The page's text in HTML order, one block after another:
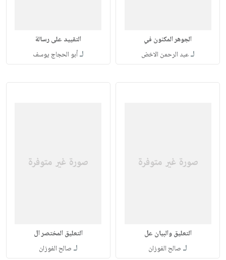
الجوهر المكنون في
لـعبد الرحمن الاخض
التقييد على رسالة
لـأبو الحجاج يوسف
التعليق والبيان عل
لـ صالح الفوزان
التعليق المختصر ال
لـ صالح الفوزان